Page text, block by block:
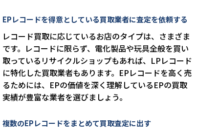
EPレコードを得意としている買取業者に査定を依頼する
レコード買取に応じているお店のタイプは、さまざま
です。レコードに限らず、電化製品や玩具全般を買い
取っているリサイクルショップもあれば、LPレコード
に特化した買取業者もあります。EPレコードを高く売
るためには、EPの価値を深く理解しているEPの買取
実績が豊富な業者を選びましょう。
複数のEPレコードをまとめて買取査定に出す